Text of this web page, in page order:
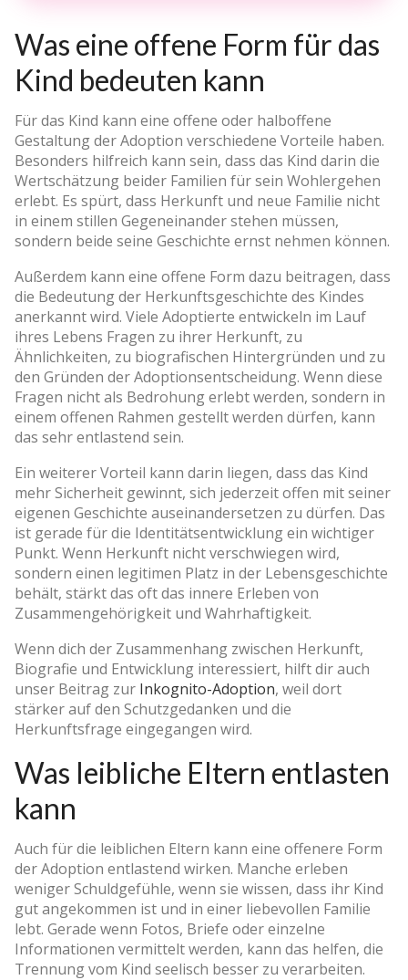
Was eine offene Form für das
Kind bedeuten kann
Für das Kind kann eine offene oder halboffene
Gestaltung der Adoption verschiedene Vorteile haben.
Besonders hilfreich kann sein, dass das Kind darin die
Wertschätzung beider Familien für sein Wohlergehen
erlebt. Es spürt, dass Herkunft und neue Familie nicht
in einem stillen Gegeneinander stehen müssen,
sondern beide seine Geschichte ernst nehmen können.
Außerdem kann eine offene Form dazu beitragen, dass
die Bedeutung der Herkunftsgeschichte des Kindes
anerkannt wird. Viele Adoptierte entwickeln im Lauf
ihres Lebens Fragen zu ihrer Herkunft, zu
Ähnlichkeiten, zu biografischen Hintergründen und zu
den Gründen der Adoptionsentscheidung. Wenn diese
Fragen nicht als Bedrohung erlebt werden, sondern in
einem offenen Rahmen gestellt werden dürfen, kann
das sehr entlastend sein.
Ein weiterer Vorteil kann darin liegen, dass das Kind
mehr Sicherheit gewinnt, sich jederzeit offen mit seiner
eigenen Geschichte auseinandersetzen zu dürfen. Das
ist gerade für die Identitätsentwicklung ein wichtiger
Punkt. Wenn Herkunft nicht verschwiegen wird,
sondern einen legitimen Platz in der Lebensgeschichte
behält, stärkt das oft das innere Erleben von
Zusammengehörigkeit und Wahrhaftigkeit.
Wenn dich der Zusammenhang zwischen Herkunft,
Biografie und Entwicklung interessiert, hilft dir auch
unser Beitrag zur Inkognito-Adoption, weil dort
stärker auf den Schutzgedanken und die
Herkunftsfrage eingegangen wird.
Was leibliche Eltern entlasten
kann
Auch für die leiblichen Eltern kann eine offenere Form
der Adoption entlastend wirken. Manche erleben
weniger Schuldgefühle, wenn sie wissen, dass ihr Kind
gut angekommen ist und in einer liebevollen Familie
lebt. Gerade wenn Fotos, Briefe oder einzelne
Informationen vermittelt werden, kann das helfen, die
Trennung vom Kind seelisch besser zu verarbeiten.